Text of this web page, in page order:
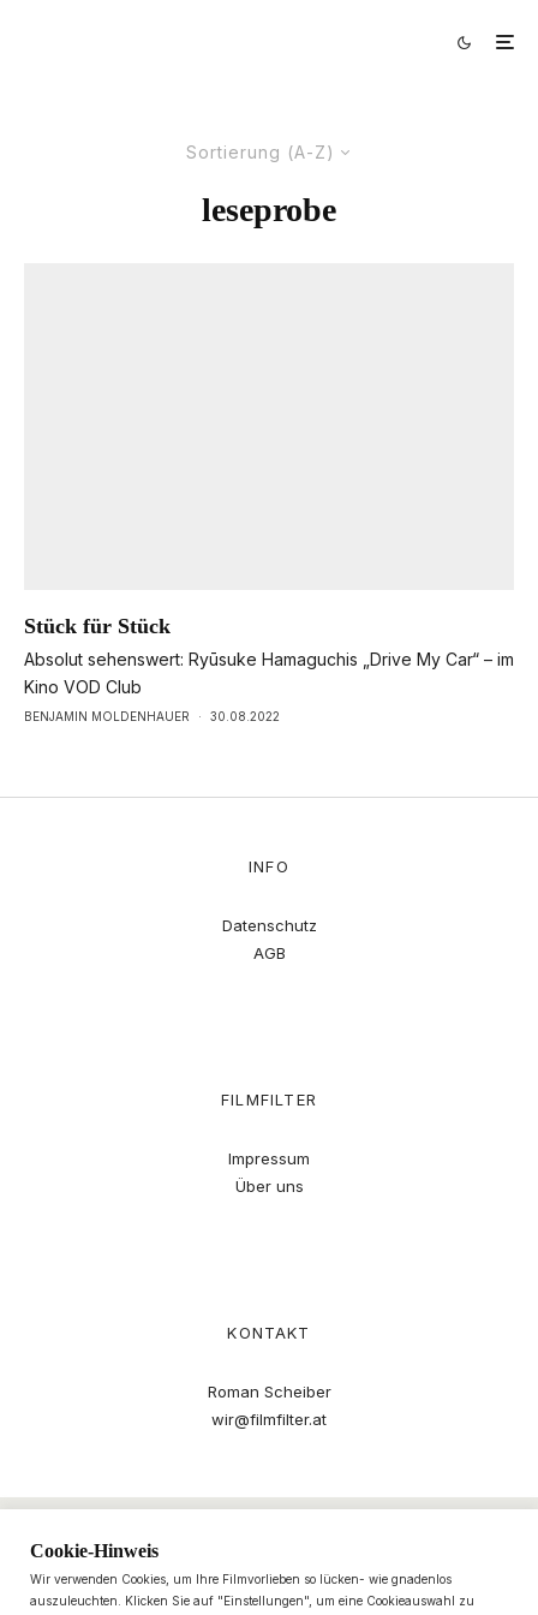
Sortierung (A-Z)
leseprobe
Stück für Stück
Absolut sehenswert: Ryūsuke Hamaguchis „Drive My Car“ – im
Kino VOD Club
BENJAMIN MOLDENHAUER · 30.08.2022
INFO
Datenschutz
AGB
FILMFILTER
Impressum
Über uns
KONTAKT
Roman Scheiber
wir@filmfilter.at
Cookie-Hinweis
Wir verwenden Cookies, um Ihre Filmvorlieben so lücken- wie gnadenlos
auszuleuchten. Klicken Sie auf "Einstellungen", um eine Cookieauswahl zu